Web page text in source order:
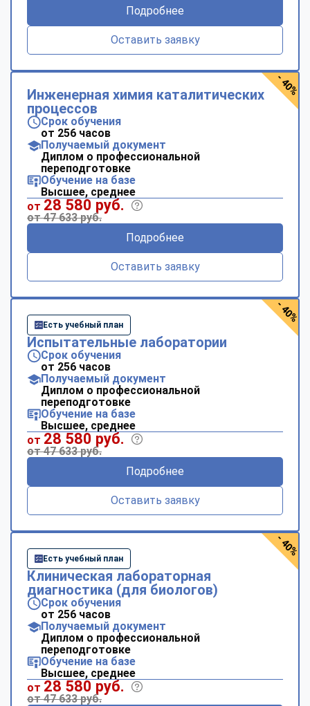
Подробнее
Оставить заявку
Инженерная химия каталитических
процессов
Срок обучения
от 256 часов
Получаемый документ
Диплом о профессиональной
переподготовке
Обучение на базе
Высшее, среднее
от 28 580 руб.
от 47 633 руб.
Подробнее
Оставить заявку
- 40%
Есть учебный план
Испытательные лаборатории
Срок обучения
от 256 часов
Получаемый документ
Диплом о профессиональной
переподготовке
Обучение на базе
Высшее, среднее
от 28 580 руб.
от 47 633 руб.
Подробнее
Оставить заявку
- 40%
Есть учебный план
Клиническая лабораторная
диагностика (для биологов)
Срок обучения
от 256 часов
Получаемый документ
Диплом о профессиональной
переподготовке
Обучение на базе
Высшее, среднее
от 28 580 руб.
от 47 633 руб.
- 40%